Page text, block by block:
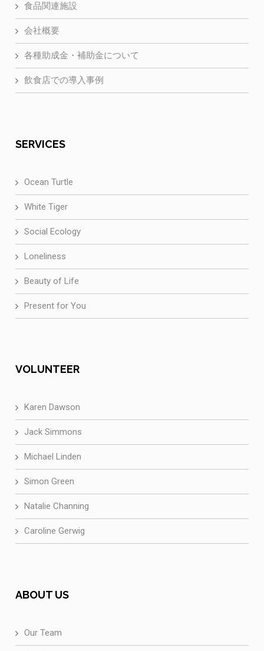
食品関連施設
会社概要
各種助成金・補助金について
飲食店での導入事例
SERVICES
Ocean Turtle
White Tiger
Social Ecology
Loneliness
Beauty of Life
Present for You
VOLUNTEER
Karen Dawson
Jack Simmons
Michael Linden
Simon Green
Natalie Channing
Caroline Gerwig
ABOUT US
Our Team